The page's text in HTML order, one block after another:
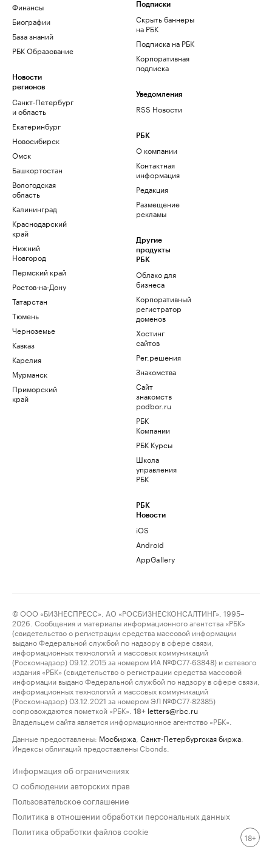
Финансы
Биографии
База знаний
РБК Образование
Новости
регионов
Санкт-Петербург
и область
Екатеринбург
Новосибирск
Омск
Башкортостан
Вологодская
область
Калининград
Краснодарский
край
Нижний
Новгород
Пермский край
Ростов-на-Дону
Татарстан
Тюмень
Черноземье
Кавказ
Карелия
Мурманск
Приморский
край
Подписки
Скрыть баннеры
на РБК
Подписка на РБК
Корпоративная
подписка
Уведомления
RSS Новости
РБК
О компании
Контактная
информация
Редакция
Размещение
рекламы
Другие
продукты
РБК
Облако для
бизнеса
Корпоративный
регистратор
доменов
Хостинг
сайтов
Рег.решения
Знакомства
Сайт
знакомств
podbor.ru
РБК
Компании
РБК Курсы
Школа
управления
РБК
РБК
Новости
iOS
Android
AppGallery
© ООО «БИЗНЕСПРЕСС», АО «РОСБИЗНЕСКОНСАЛТИНГ», 1995–
2026. Сообщения и материалы информационного агентства «РБК»
(свидетельство о регистрации средства массовой информации
выдано Федеральной службой по надзору в сфере связи,
информационных технологий и массовых коммуникаций
(Роскомнадзор) 09.12.2015 за номером ИА №ФС77-63848) и сетевого
издания «РБК» (свидетельство о регистрации средства массовой
информации выдано Федеральной службой по надзору в сфере связи,
информационных технологий и массовых коммуникаций
(Роскомнадзор) 03.12.2021 за номером ЭЛ №ФС77-82385)
сопровождаются пометкой «РБК».
18+ letters@rbc.ru
Владельцем сайта является информационное агентство «РБК».
Данные предоставлены: Мосбиржа Санкт-Петербургская биржа
Индексы облигаций предоставлены Cbonds.
Информация об ограничениях
О соблюдении авторских прав
Пользовательское соглашение
Политика в отношении обработки персональных данных
Политика обработки файлов cookie
18+